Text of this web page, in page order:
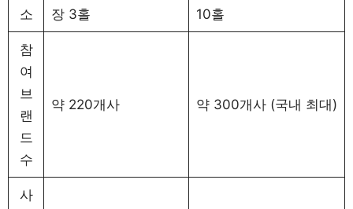
소
장 3홀
10홀
참
여
브
랜
드
수
약 220개사 약 300개사 (국내 최대)
사